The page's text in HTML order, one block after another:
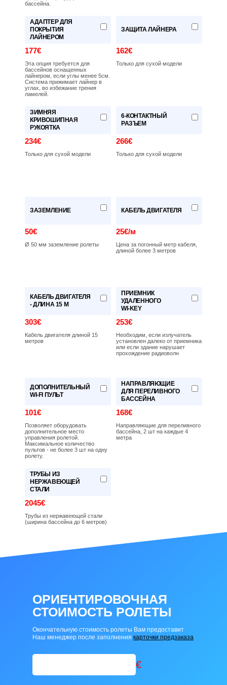
бассейна.
АДАПТЕР ДЛЯ
ПОКРЫТИЯ
ЛАЙНЕРОМ
177€
Эта опция требуется для
бассейнов оснащенных
лайнером, если углы менее 5см.
Система прижимает лайнер в
углах, во избежание трения
ламелей.
ЗАЩИТА ЛАЙНЕРА
162€
Только для сухой модели
ЗИМНЯЯ
КРИВОШИПНАЯ
РУКОЯТКА
234€
Только для сухой модели
6-КОНТАКТНЫЙ
РАЗЪЕМ
266€
Только для сухой модели
ЗАЗЕМЛЕНИЕ
50€
Ø 50 мм заземление ролеты
КАБЕЛЬ ДВИГАТЕЛЯ
25€/м
Цена за погонный метр кабеля,
длиной более 3 метров
КАБЕЛЬ ДВИГАТЕЛЯ
- ДЛИНА 15 М
303€
Кабель двигателя длиной 15
метров
ПРИЕМНИК
УДАЛЕННОГО
WI-KEY
253€
Необходим, если излучатель
установлен далеко от приемника
или если здание нарушает
прохождение радиоволн
ДОПОЛНИТЕЛЬНЫЙ
WI-FI ПУЛЬТ
101€
Позволяет оборудовать
дополнительное место
управления ролетой.
Максимальное количество
пультов - не более 3 шт на одну
ролету.
НАПРАВЛЯЮЩИЕ
ДЛЯ ПЕРЕЛИВНОГО
БАССЕЙНА
168€
Направляющие для переливного
бассейна, 2 шт на каждые 4
метра
ТРУБЫ ИЗ
НЕРЖАВЕЮЩЕЙ
СТАЛИ
2045€
Трубы из нержавеющей стали
(ширина бассейна до 6 метров)
ОРИЕНТИРОВОЧНАЯ
СТОИМОСТЬ РОЛЕТЫ
Окончательную стоимость ролеты Вам предоставит
Наш менеджер после заполнения карточки предзаказа
€